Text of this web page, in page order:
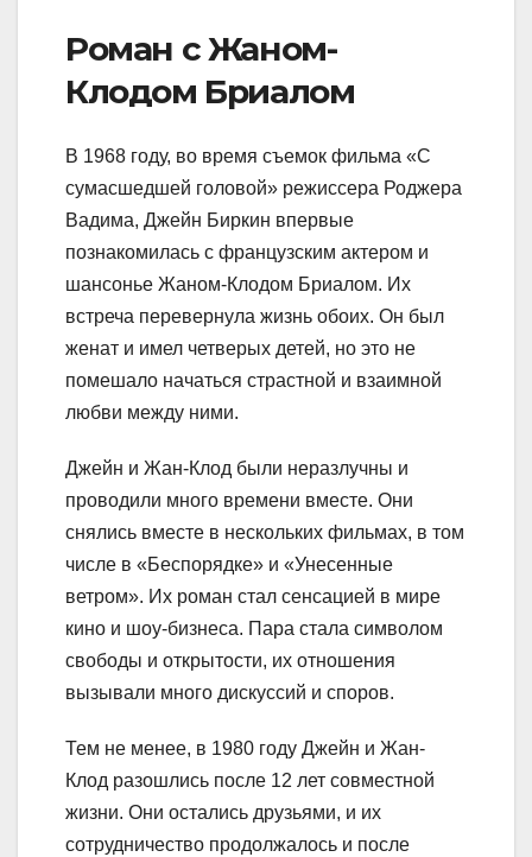
Роман с Жаном-
Клодом Бриалом
В 1968 году, во время съемок фильма «С
сумасшедшей головой» режиссера Роджера
Вадима, Джейн Биркин впервые
познакомилась с французским актером и
шансонье Жаном-Клодом Бриалом. Их
встреча перевернула жизнь обоих. Он был
женат и имел четверых детей, но это не
помешало начаться страстной и взаимной
любви между ними.
Джейн и Жан-Клод были неразлучны и
проводили много времени вместе. Они
снялись вместе в нескольких фильмах, в том
числе в «Беспорядке» и «Унесенные
ветром». Их роман стал сенсацией в мире
кино и шоу-бизнеса. Пара стала символом
свободы и открытости, их отношения
вызывали много дискуссий и споров.
Тем не менее, в 1980 году Джейн и Жан-
Клод разошлись после 12 лет совместной
жизни. Они остались друзьями, и их
сотрудничество продолжалось и после